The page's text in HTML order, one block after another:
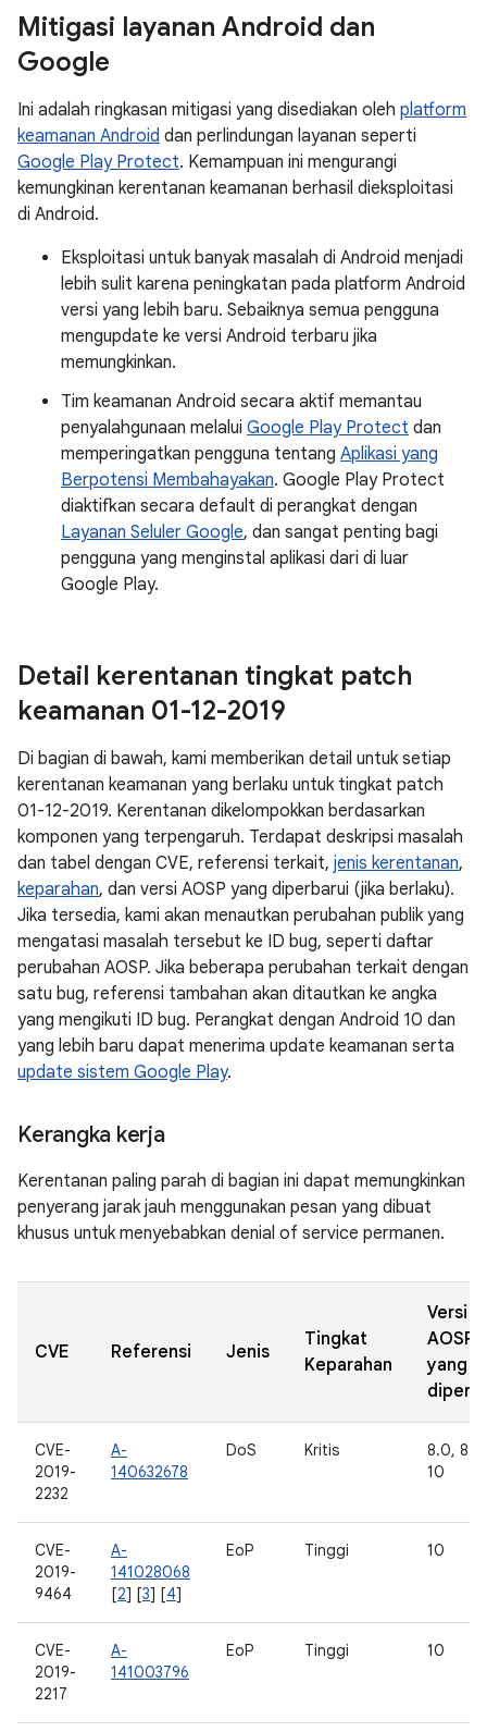
Mitigasi layanan Android dan
Google
Ini adalah ringkasan mitigasi yang disediakan oleh platform
keamanan Android dan perlindungan layanan seperti
Google Play Protect. Kemampuan ini mengurangi
kemungkinan kerentanan keamanan berhasil dieksploitasi
di Android.
Eksploitasi untuk banyak masalah di Android menjadi
lebih sulit karena peningkatan pada platform Android
versi yang lebih baru. Sebaiknya semua pengguna
mengupdate ke versi Android terbaru jika
memungkinkan.
Tim keamanan Android secara aktif memantau
penyalahgunaan melalui Google Play Protect dan
memperingatkan pengguna tentang Aplikasi yang
Berpotensi Membahayakan. Google Play Protect
diaktifkan secara default di perangkat dengan
Layanan Seluler Google, dan sangat penting bagi
pengguna yang menginstal aplikasi dari di luar
Google Play.
Detail kerentanan tingkat patch
keamanan 01-12-2019
Di bagian di bawah, kami memberikan detail untuk setiap
kerentanan keamanan yang berlaku untuk tingkat patch
01-12-2019. Kerentanan dikelompokkan berdasarkan
komponen yang terpengaruh. Terdapat deskripsi masalah
dan tabel dengan CVE, referensi terkait, jenis kerentanan,
keparahan, dan versi AOSP yang diperbarui (jika berlaku).
Jika tersedia, kami akan menautkan perubahan publik yang
mengatasi masalah tersebut ke ID bug, seperti daftar
perubahan AOSP. Jika beberapa perubahan terkait dengan
satu bug, referensi tambahan akan ditautkan ke angka
yang mengikuti ID bug. Perangkat dengan Android 10 dan
yang lebih baru dapat menerima update keamanan serta
update sistem Google Play.
Kerangka kerja
Kerentanan paling parah di bagian ini dapat memungkinkan
penyerang jarak jauh menggunakan pesan yang dibuat
khusus untuk menyebabkan denial of service permanen.
CVE Referensi Jenis
Tingkat
Keparahan
Versi
AOSP
yang
CVE-
2019-
2232
A-
140632678
DoS Kritis
8.0, 8.1,
10
CVE-
2019-
9464
A-
141028068
[2] [3] [4]
EoP Tinggi 10
CVE-
2019-
2217
A-
141003796
EoP Tinggi 10